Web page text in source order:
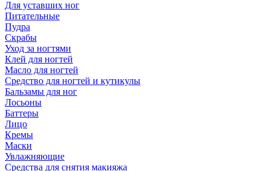
Для уставших ног
Питательные
Пудра
Скрабы
Уход за ногтями
Клей для ногтей
Масло для ногтей
Средство для ногтей и кутикулы
Бальзамы для ног
Лосьоны
Баттеры
Лицо
Кремы
Маски
Увлажняющие
Средства для снятия макияжа